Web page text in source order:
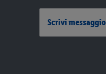
Scrivi messaggio